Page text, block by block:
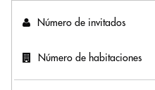
Número de invitados
Número de habitaciones